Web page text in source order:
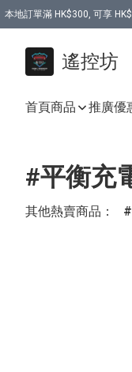
本地訂單滿 HK$300, 可享
遙控坊
首頁商品 推廣優
#平衡充
其他熱賣商品：